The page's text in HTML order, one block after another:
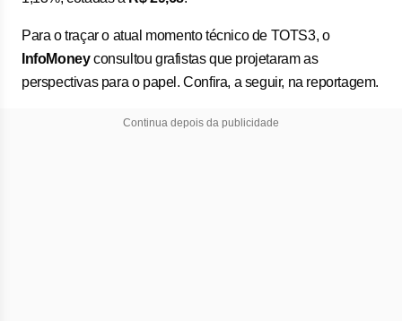
Para o traçar o atual momento técnico de TOTS3, o
InfoMoneyconsultou grafistas que projetaram as
perspectivas para o papel. Confira, a seguir, na reportagem.
Continua depois da publicidade